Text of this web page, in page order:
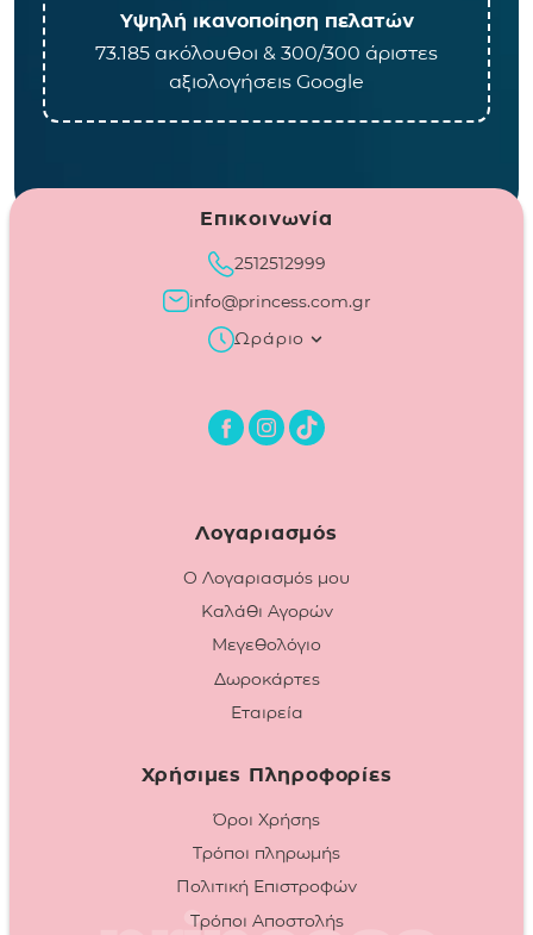
Υψηλή ικανοποίηση πελατών
73.185 ακόλουθοι & 300/300 άριστες
αξιολογήσεις Google
Επικοινωνία
2512512999
info@princess.com.gr
Ωράριο
Λογαριασμός
Ο Λογαριασμός μου
Καλάθι Αγορών
Μεγεθολόγιο
Δωροκάρτες
Εταιρεία
Χρήσιμες Πληροφορίες
Όροι Χρήσης
Τρόποι πληρωμής
Πολιτική Επιστροφών
Τρόποι Αποστολής